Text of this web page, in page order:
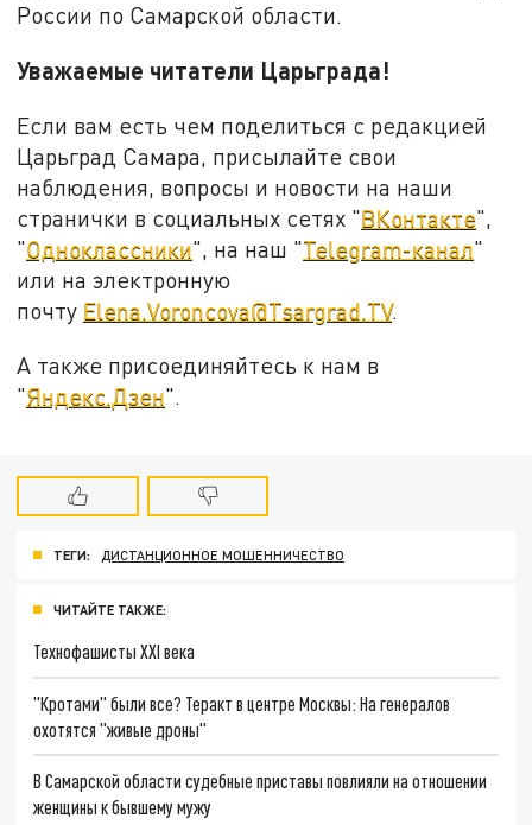
России по Самарской области.
Уважаемые читатели Царьграда!
Если вам есть чем поделиться с редакцией
Царьград Самара, присылайте свои
наблюдения, вопросы и новости на наши
странички в социальных сетях "ВКонтакте",
"Одноклассники", на наш "Telegram-канал"
или на электронную
почту Elena.Voroncova@Tsargrad.TV.
А также присоединяйтесь к нам в
"Яндекс.Дзен".
ТЕГИ: ДИСТАНЦИОННОЕ МОШЕННИЧЕСТВО
ЧИТАЙТЕ ТАКЖЕ:
Технофашисты XXI века
"Кротами" были все? Теракт в центре Москвы: На генералов
охотятся "живые дроны"
В Самарской области судебные приставы повлияли на отношении
женщины к бывшему мужу